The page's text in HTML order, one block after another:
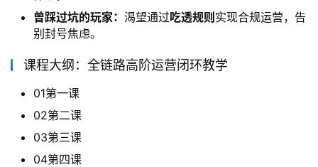
曾踩过坑的玩家： 渴望通过吃透规则实现合规运营，告
别封号焦虑。
课程大纲：全链路高阶运营闭环教学
01第一课
02第二课
03第三课
04第四课